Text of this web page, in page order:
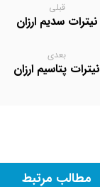
قبلی
نیترات سدیم ارزان
بعدی
نیترات پتاسیم ارزان
مطالب مرتبط